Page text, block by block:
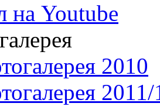
на Youtube
2010
2011/